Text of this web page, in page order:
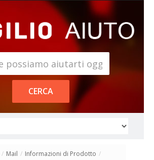
/ Mail / Informazioni di Prodotto /